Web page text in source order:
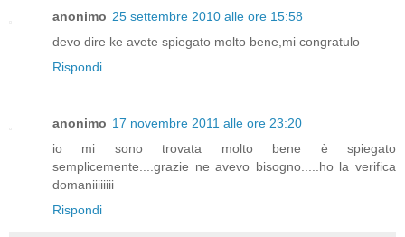
anonimo 25 settembre 2010 alle ore 15:58
devo dire ke avete spiegato molto bene,mi congratulo
Rispondi
anonimo 17 novembre 2011 alle ore 23:20
io mi sono trovata molto bene è spiegato
semplicemente....grazie ne avevo bisogno.....ho la verifica
domaniiiiiiii
Rispondi